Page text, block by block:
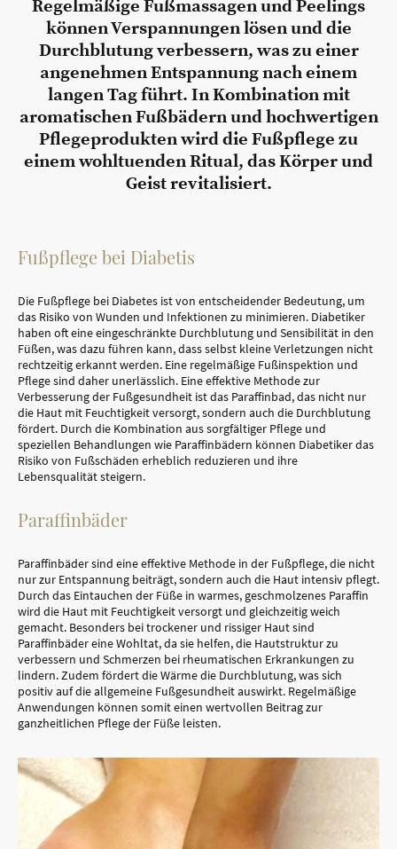
Regelmäßige Fußmassagen und Peelings
können Verspannungen lösen und die
Durchblutung verbessern, was zu einer
angenehmen Entspannung nach einem
langen Tag führt. In Kombination mit
aromatischen Fußbädern und hochwertigen
Pflegeprodukten wird die Fußpflege zu
einem wohltuenden Ritual, das Körper und
Geist revitalisiert.
Fußpflege bei Diabetis
Die Fußpflege bei Diabetes ist von entscheidender Bedeutung, um
das Risiko von Wunden und Infektionen zu minimieren. Diabetiker
haben oft eine eingeschränkte Durchblutung und Sensibilität in den
Füßen, was dazu führen kann, dass selbst kleine Verletzungen nicht
rechtzeitig erkannt werden. Eine regelmäßige Fußinspektion und
Pflege sind daher unerlässlich. Eine effektive Methode zur
Verbesserung der Fußgesundheit ist das Paraffinbad, das nicht nur
die Haut mit Feuchtigkeit versorgt, sondern auch die Durchblutung
fördert. Durch die Kombination aus sorgfältiger Pflege und
speziellen Behandlungen wie Paraffinbädern können Diabetiker das
Risiko von Fußschäden erheblich reduzieren und ihre
Lebensqualität steigern.
Paraffinbäder
Paraffinbäder sind eine effektive Methode in der Fußpflege, die nicht
nur zur Entspannung beiträgt, sondern auch die Haut intensiv pflegt.
Durch das Eintauchen der Füße in warmes, geschmolzenes Paraffin
wird die Haut mit Feuchtigkeit versorgt und gleichzeitig weich
gemacht. Besonders bei trockener und rissiger Haut sind
Paraffinbäder eine Wohltat, da sie helfen, die Hautstruktur zu
verbessern und Schmerzen bei rheumatischen Erkrankungen zu
lindern. Zudem fördert die Wärme die Durchblutung, was sich
positiv auf die allgemeine Fußgesundheit auswirkt. Regelmäßige
Anwendungen können somit einen wertvollen Beitrag zur
ganzheitlichen Pflege der Füße leisten.